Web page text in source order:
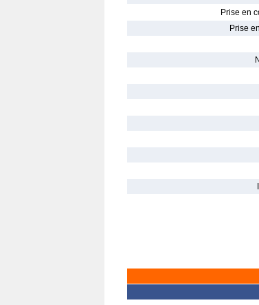
Prise en
Prise